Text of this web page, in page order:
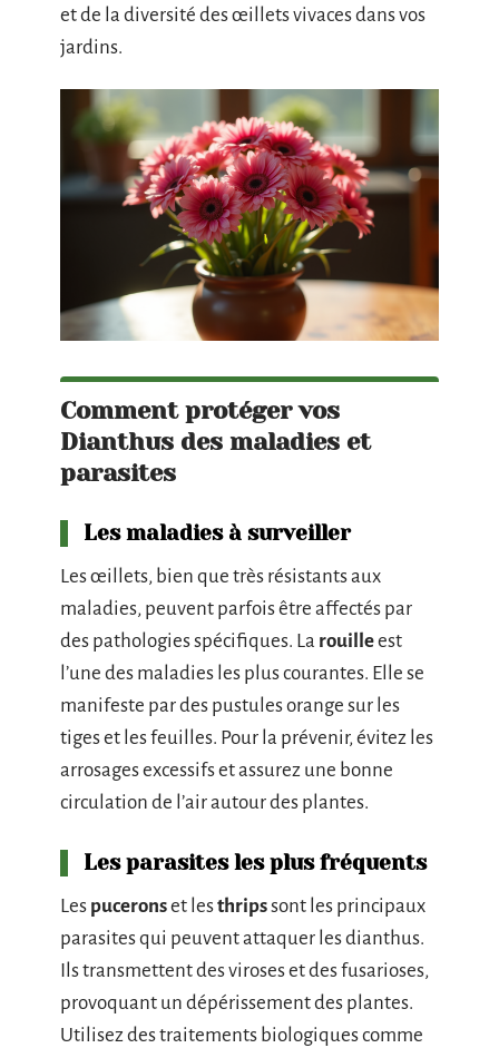
et de la diversité des œillets vivaces dans vos
jardins.
Comment protéger vos
Dianthus des maladies et
parasites
Les maladies à surveiller
Les œillets, bien que très résistants aux
maladies, peuvent parfois être affectés par
des pathologies spécifiques. La rouilleest
l’une des maladies les plus courantes. Elle se
manifeste par des pustules orange sur les
tiges et les feuilles. Pour la prévenir, évitez les
arrosages excessifs et assurez une bonne
circulation de l’air autour des plantes.
Les parasites les plus fréquents
Les puceronset lesthripssont les principaux
parasites qui peuvent attaquer les dianthus.
Ils transmettent des viroses et des fusarioses,
provoquant un dépérissement des plantes.
Utilisez des traitements biologiques comme